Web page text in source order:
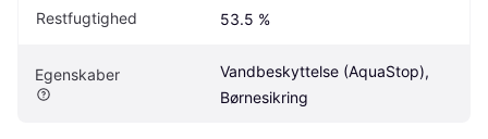
Restfugtighed 53.5 %
Egenskaber
Vandbeskyttelse (AquaStop),
Børnesikring